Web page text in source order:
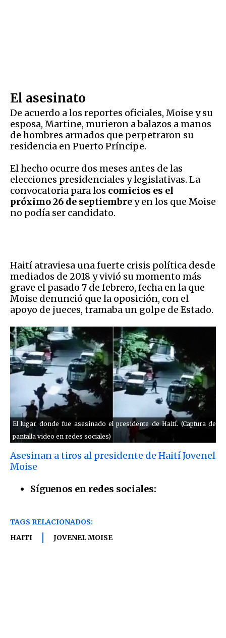
El asesinato
De acuerdo a los reportes oficiales, Moise y su
esposa, Martine, murieron a balazos a manos
de hombres armados que perpetraron su
residencia en Puerto Príncipe.
El hecho ocurre dos meses antes de las
elecciones presidenciales y legislativas. La
convocatoria para los comicios es el
próximo 26 de septiembrey en los que Moise
no podía ser candidato.
Haití atraviesa una fuerte crisis política desde
mediados de 2018 y vivió su momento más
grave el pasado 7 de febrero, fecha en la que
Moise denunció que la oposición, con el
apoyo de jueces, tramaba un golpe de Estado.
El lugar donde fue asesinado el presidente de Haití. (Captura de
pantalla video en redes sociales)
Asesinan a tiros al presidente de Haití Jovenel
Moise
Síguenos en redes sociales:
TAGS RELACIONADOS:
HAITI
JOVENEL MOISE